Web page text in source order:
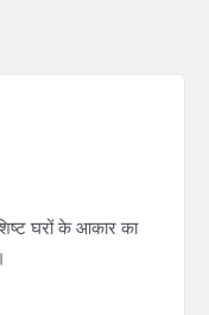
घरों के आकार का